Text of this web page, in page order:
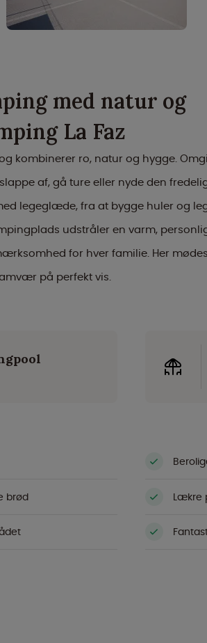
med natur og
La Faz
kombinerer ro, natur og hygge.
af, gå ture eller nyde den
legeglæde, fra at bygge huler og
udstråler en varm,
for hver familie. Her mødes
på perfekt vis.
brød Lækre